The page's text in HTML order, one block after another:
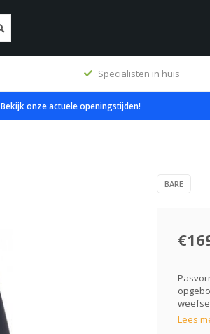
Specialisten in huis
Bekijk onze actuele openingstijden!
BARE
Lees